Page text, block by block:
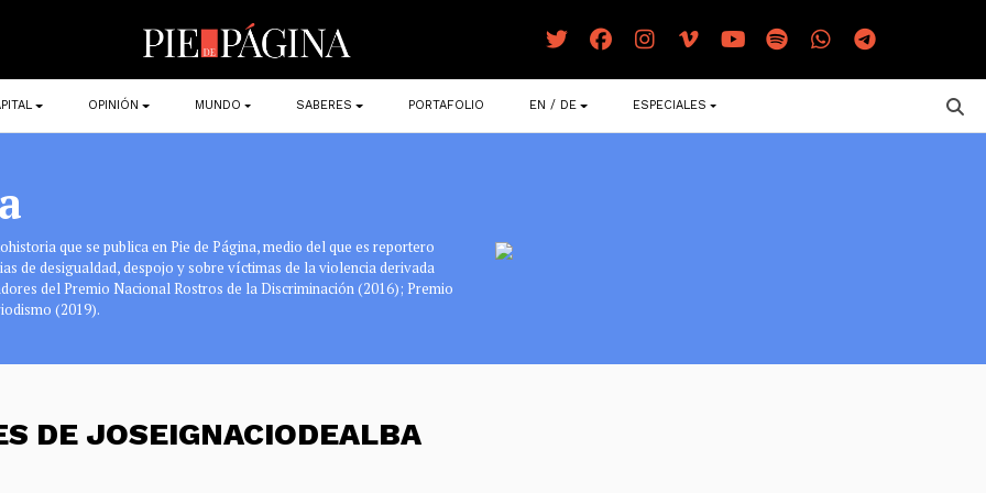
OPINIÓN MUNDO SABERES PORTAFOLIO EN / DE ESPECIALES
que se publica en Pie de Página, medio del que es reportero
de desigualdad, despojo y sobre víctimas de la violencia derivada
del Premio Nacional Rostros de la Discriminación (2016); Premio
(2019).
DE JOSEIGNACIODEALBA